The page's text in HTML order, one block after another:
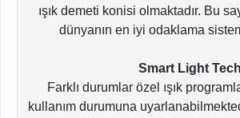
ışık demeti konisi olmaktadır. Bu
dünyanın en iyi odaklama
Smart Light
Farklı durumlar özel ışık
kullanım durumuna